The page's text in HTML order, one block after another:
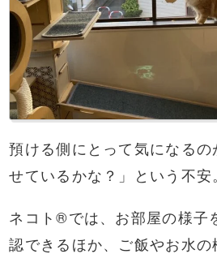
預ける側にとって気になる
せているかな？」という不安。
ネコト®では、お部屋の様子
認できるほか、ご飯やお水